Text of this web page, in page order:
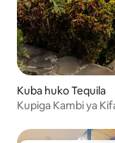
Kuba huko Tequila
Kupiga Kambi ya